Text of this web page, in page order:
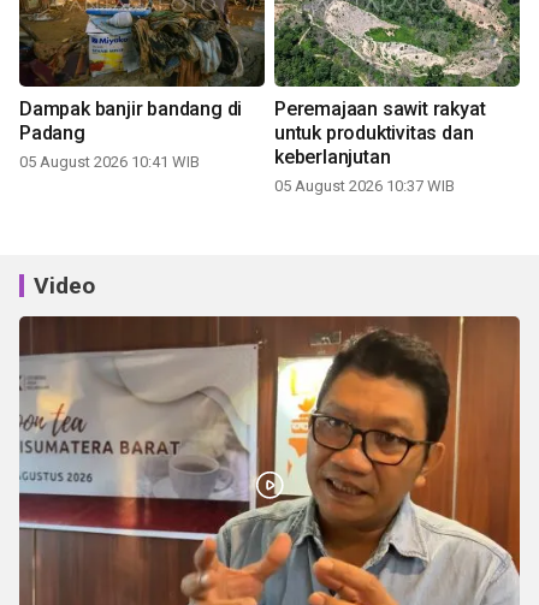
Dampak banjir bandang di
Padang
05 August 2026 10:41 WIB
Peremajaan sawit rakyat
untuk produktivitas dan
keberlanjutan
05 August 2026 10:37 WIB
Video